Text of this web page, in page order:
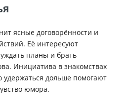
ясные договорённости и
Её интересуют
планы и брать
Инициатива в знакомствах
удержаться дольше помогают
юмора.